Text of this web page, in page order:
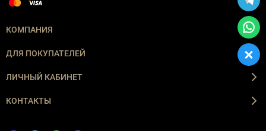
КОМПАНИЯ
ДЛЯ ПОКУПАТЕЛЕЙ
ЛИЧНЫЙ КАБИНЕТ
КОНТАКТЫ